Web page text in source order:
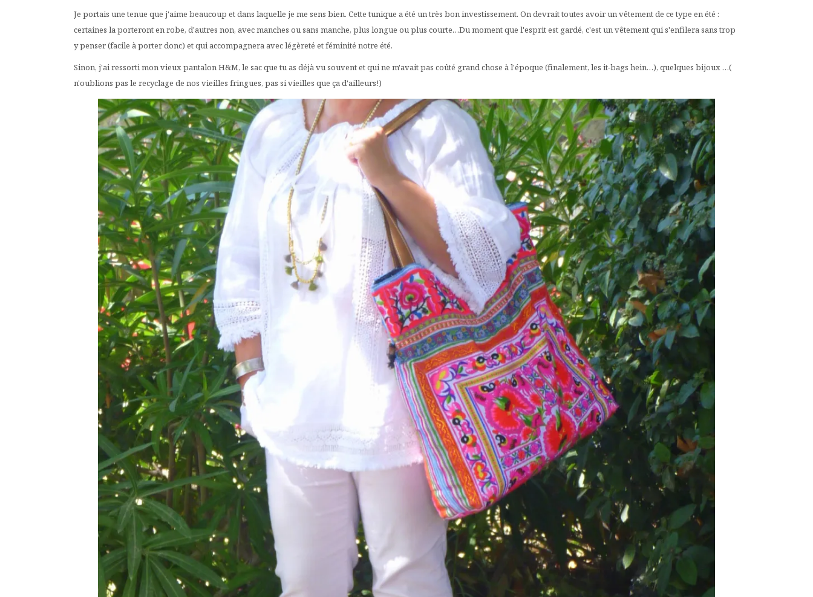
Je portais une tenue que j'aime beaucoup et dans laquelle je me sens bien. Cette tunique a été un très bon investissement. On devrait toutes avoir un vêtement de ce type en été :
certaines la porteront en robe, d'autres non, avec manches ou sans manche, plus longue ou plus courte…Du moment que l'esprit est gardé, c'est un vêtement qui s'enfilera sans trop
y penser (facile à porter donc) et qui accompagnera avec légèreté et féminité notre été.
Sinon, j'ai ressorti mon vieux pantalon H&M, le sac que tu as déjà vu souvent et qui ne m'avait pas coûté grand chose à l'époque (finalement, les it-bags hein…), quelques bijoux …(
n'oublions pas le recyclage de nos vieilles fringues, pas si vieilles que ça d'ailleurs!)